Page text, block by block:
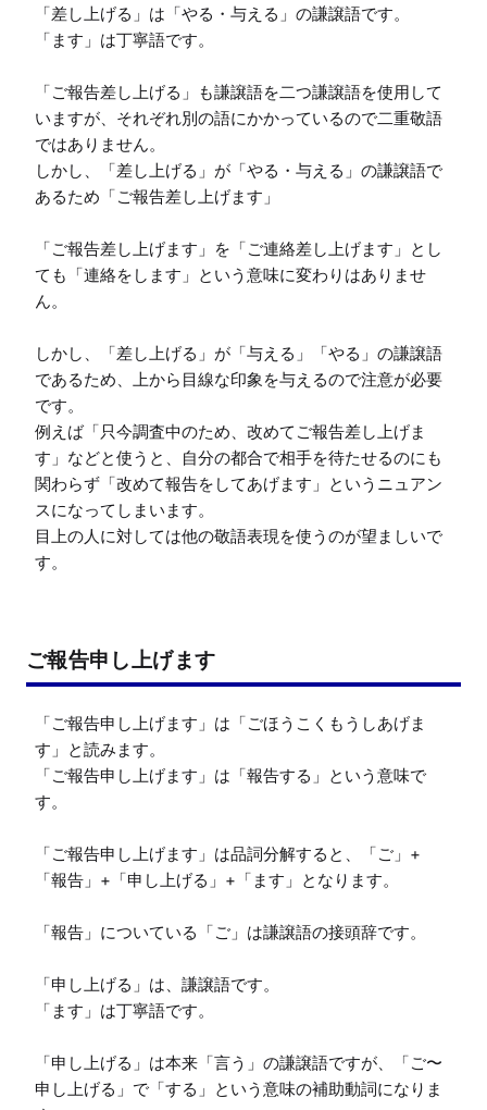
「差し上げる」は「やる・与える」の謙譲語です。
「ます」は丁寧語です。
「ご報告差し上げる」も謙譲語を二つ謙譲語を使用して
いますが、それぞれ別の語にかかっているので二重敬語
ではありません。
しかし、「差し上げる」が「やる・与える」の謙譲語で
あるため「ご報告差し上げます」
「ご報告差し上げます」を「ご連絡差し上げます」とし
ても「連絡をします」という意味に変わりはありませ
ん。
しかし、「差し上げる」が「与える」「やる」の謙譲語
であるため、上から目線な印象を与えるので注意が必要
です。
例えば「只今調査中のため、改めてご報告差し上げま
す」などと使うと、自分の都合で相手を待たせるのにも
関わらず「改めて報告をしてあげます」というニュアン
スになってしまいます。
目上の人に対しては他の敬語表現を使うのが望ましいで
す。
ご報告申し上げます
「ご報告申し上げます」は「ごほうこくもうしあげま
す」と読みます。
「ご報告申し上げます」は「報告する」という意味で
す。
「ご報告申し上げます」は品詞分解すると、「ご」+
「報告」+「申し上げる」+「ます」となります。
「報告」についている「ご」は謙譲語の接頭辞です。
「申し上げる」は、謙譲語です。
「ます」は丁寧語です。
「申し上げる」は本来「言う」の謙譲語ですが、「ご〜
申し上げる」で「する」という意味の補助動詞になりま